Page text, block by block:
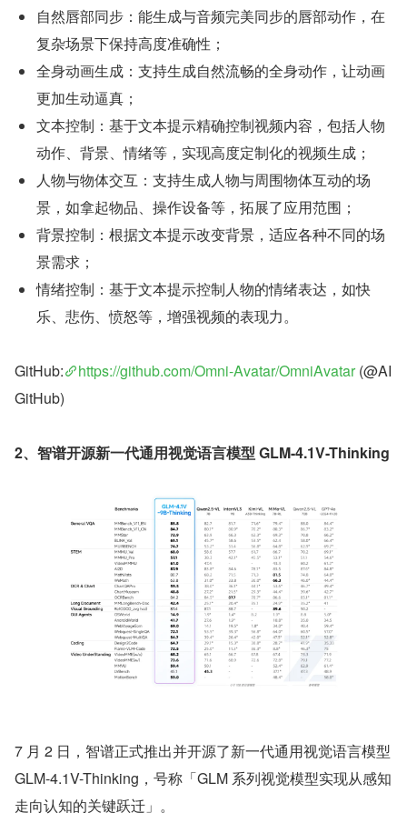
自然唇部同步：能生成与音频完美同步的唇部动作，在
复杂场景下保持高度准确性；
全身动画生成：支持生成自然流畅的全身动作，让动画
更加生动逼真；
文本控制：基于文本提示精确控制视频内容，包括人物
动作、背景、情绪等，实现高度定制化的视频生成；
人物与物体交互：支持生成人物与周围物体互动的场
景，如拿起物品、操作设备等，拓展了应用范围；
背景控制：根据文本提示改变背景，适应各种不同的场
景需求；
情绪控制：基于文本提示控制人物的情绪表达，如快
乐、悲伤、愤怒等，增强视频的表现力。
GitHub: https://github.com/Omni-Avatar/OmniAvatar (@AI
GitHub)
2、智谱开源新一代通用视觉语言模型 GLM-4.1V-Thinking
7 月 2 日，智谱正式推出并开源了新一代通用视觉语言模型
GLM-4.1V-Thinking，号称「GLM 系列视觉模型实现从感知
走向认知的关键跃迁」。